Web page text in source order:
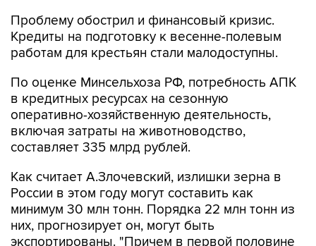
Проблему обострил и финансовый кризис.
Кредиты на подготовку к весенне-полевым
работам для крестьян стали малодоступны.
По оценке Минсельхоза РФ, потребность АПК
в кредитных ресурсах на сезонную
оперативно-хозяйственную деятельность,
включая затраты на животноводство,
составляет 335 млрд рублей.
Как считает А.Злочевский, излишки зерна в
России в этом году могут составить как
минимум 30 млн тонн. Порядка 22 млн тонн из
них, прогнозирует он, могут быть
экспортированы. "Причем в первой половине